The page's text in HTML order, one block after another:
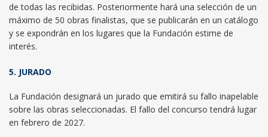
de todas las recibidas. Posteriormente hará una selección de un
máximo de 50 obras finalistas, que se publicarán en un catálogo
y se expondrán en los lugares que la Fundación estime de
interés.
5. JURADO
La Fundación designará un jurado que emitirá su fallo inapelable
sobre las obras seleccionadas. El fallo del concurso tendrá lugar
en febrero de 2027.